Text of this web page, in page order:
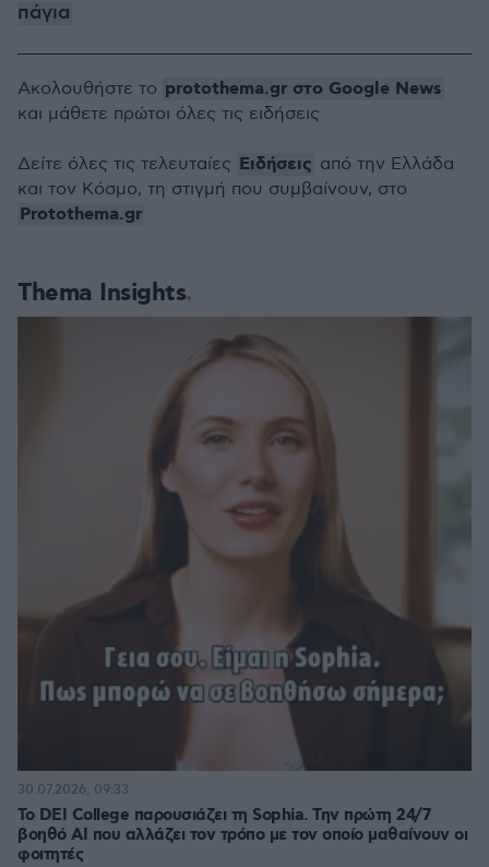
πάγια
Thema Insights
Το DEI College παρουσιάζει τη Sophia. Την πρώτη 24/7
βοηθό AI που αλλάζει τον τρόπο με τον οποίο μαθαίνουν οι
φοιτητές
30.07.2026, 09:33
Ακολουθήστε το protothema.gr στο Google News
και μάθετε πρώτοι όλες τις ειδήσεις
Δείτε όλες τις τελευταίες Ειδήσεις από την Ελλάδα
και τον Κόσμο, τη στιγμή που συμβαίνουν, στο
Protothema.gr